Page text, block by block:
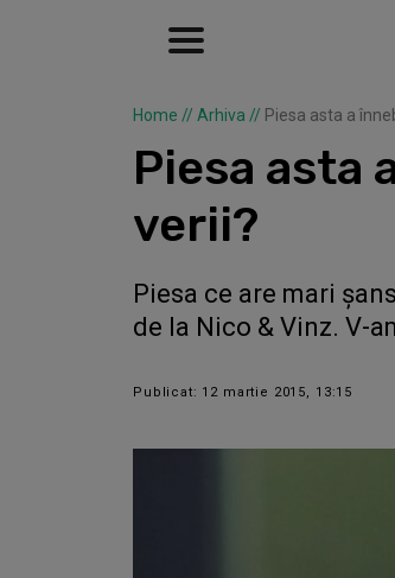
Home // Arhiva // Piesa asta a
Piesa asta
verii?
Piesa ce are mari
de la Nico & Vinz. V-
Publicat: 12 martie 2015, 13:15